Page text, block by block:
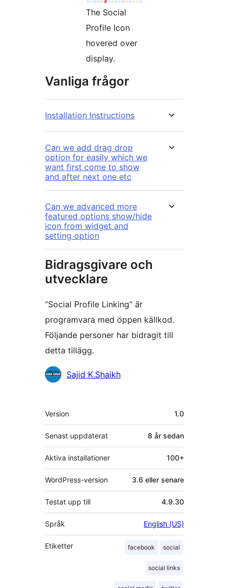
The Social
Profile Icon
hovered over
display.
Vanliga frågor
Installation Instructions
Can we add drag drop
option for easily which we
want first come to show
and after next one etc
Can we advanced more
featured options show/hide
icon from widget and
setting option
Bidragsgivare och
utvecklare
”Social Profile Linking” är
programvara med öppen källkod.
Följande personer har bidragit till
detta tillägg.
BidragandeSajid K.Shaikh
Meta
Version 1.0
Senast uppdaterat 8 år sedan
Aktiva installationer 100+
WordPress-version 3.6 eller senare
Testat upp till 4.9.30
Språk English (US)
Etiketter facebook social
social links